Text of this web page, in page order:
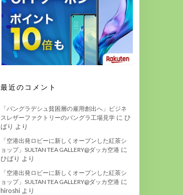
最近のコメント
「バングラデシュ貧困層の雇用創出へ」ビジネ
スレザーファクトリーのバングラ工場見学に ひ
ばり より
「空港出発ロビーに新しくオープンした紅茶シ
ョップ」SULTAN TEA GALLERY@ダッカ空港に
ひばり より
「空港出発ロビーに新しくオープンした紅茶シ
ョップ」SULTAN TEA GALLERY@ダッカ空港に
hiroshiより